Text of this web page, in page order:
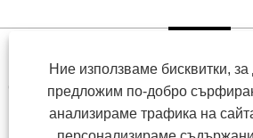
Copyright © 2022 Symor Instrument
изпитване на околната среда,
изпитване на ускорено изветряне
Ние използваме бисквитки, за
предложим по-добро
анализираме трафика на